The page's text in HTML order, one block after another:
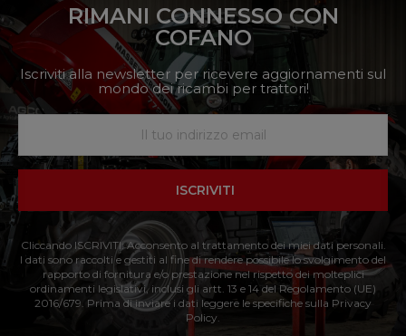
RIMANI CONNESSO CON
COFANO
Iscriviti alla newsletter per ricevere aggiornamenti sul
mondo dei ricambi per trattori!
ISCRIVITI
Cliccando ISCRIVITI: Acconsento al trattamento dei miei dati personali.
I dati sono raccolti e gestiti al fine di rendere possibile lo svolgimento del
rapporto di fornitura e/o prestazione nel rispetto dei molteplici
ordinamenti legislativi, inclusi gli artt. 13 e 14 del Regolamento (UE)
2016/679. Prima di inviare i dati leggere le specifiche sulla Privacy
Policy.